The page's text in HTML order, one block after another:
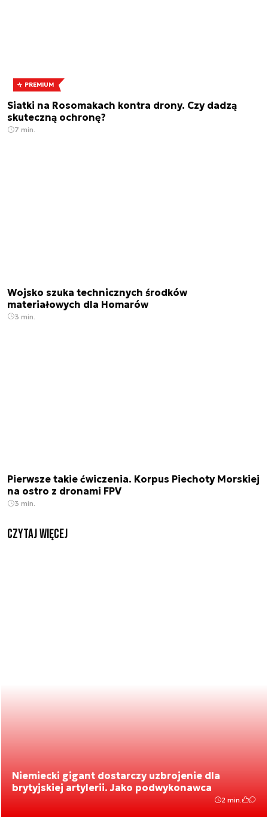
PREMIUM
Siatki na Rosomakach kontra drony. Czy dadzą
skuteczną ochronę?
7 min.
Wojsko szuka technicznych środków
materiałowych dla Homarów
3 min.
Pierwsze takie ćwiczenia. Korpus Piechoty Morskiej
na ostro z dronami FPV
3 min.
czytaj więcej
Niemiecki gigant dostarczy uzbrojenie dla
brytyjskiej artylerii. Jako podwykonawca
2 min.